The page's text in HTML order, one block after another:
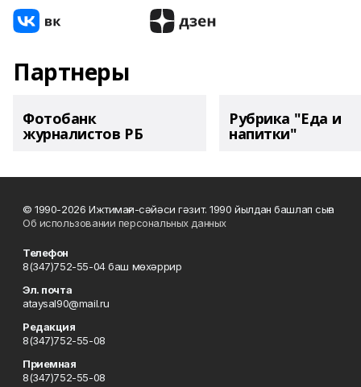
Партнеры
Фотобанк
журналистов РБ
Рубрика "Еда и
напитки"
© 1990-2026 Ижтимағи-сәйәси гәзит. 1990 йылдан башлап сыға
Об использовании персональных данных
Телефон
8(347)752-55-04 баш мөхәррир
Эл. почта
ataysal90@mail.ru
Редакция
8(347)752-55-08
Приемная
8(347)752-55-08